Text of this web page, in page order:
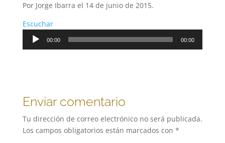
Por Jorge Ibarra el 14 de junio de 2015.
Escuchar
Reproductor
00:00 00:00
Enviar comentario
Tu dirección de correo electrónico no será publicada.
Los campos obligatorios están marcados con *